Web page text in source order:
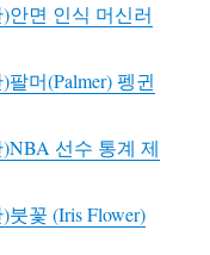
안면 인식 머신러
머(Palmer) 펭귄
선수 통계 제
꽃 (Iris Flower)